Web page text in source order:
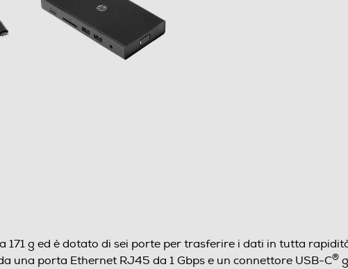
171 g ed è dotato di sei porte per trasferire i dati in tutta
una porta Ethernet RJ45 da 1 Gbps e un connettore USB-C®